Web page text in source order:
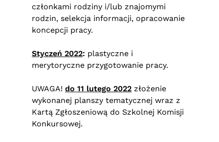
członkami rodziny i/lub znajomymi
rodzin, selekcja informacji, opracowanie
koncepcji pracy.
Styczeń 2022: plastyczne i
merytoryczne przygotowanie pracy.
UWAGA! do 11 lutego 2022 złożenie
wykonanej planszy tematycznej wraz z
Kartą Zgłoszeniową do Szkolnej Komisji
Konkursowej.